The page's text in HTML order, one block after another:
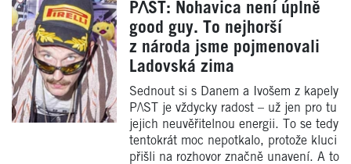
P/\ST: Nohavica není úplně
good guy. To nejhorší
z národa jsme pojmenovali
Ladovská zima
Sednout si s Danem a Ivošem z kapely
P/\ST je vždycky radost – už jen pro tu
jejich neuvěřitelnou energii. To se tedy
tentokrát moc nepotkalo, protože kluci
přišli na rozhovor značně unavení. A to